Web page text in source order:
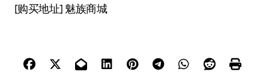
[购买地址] 魅族商城